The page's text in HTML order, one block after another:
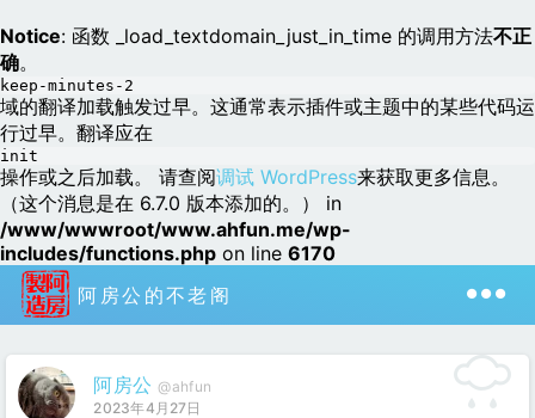
Notice: 函数 _load_textdomain_just_in_time 的调用方法不正
确。
keep-minutes-2
域的翻译加载触发过早。这通常表示插件或主题中的某些代码运
行过早。翻译应在
init
操作或之后加载。 请查阅调试 WordPress来获取更多信息。
（这个消息是在 6.7.0 版本添加的。） in
/www/wwwroot/www.ahfun.me/wp-
includes/functions.php on line 6170
阿房公的不老阁
阿房公 @ahfun
2023年4月27日